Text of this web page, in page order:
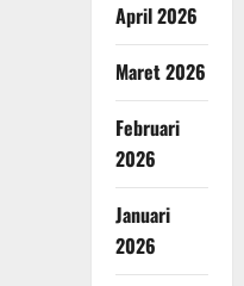
April 2026
Maret 2026
Februari
2026
Januari
2026